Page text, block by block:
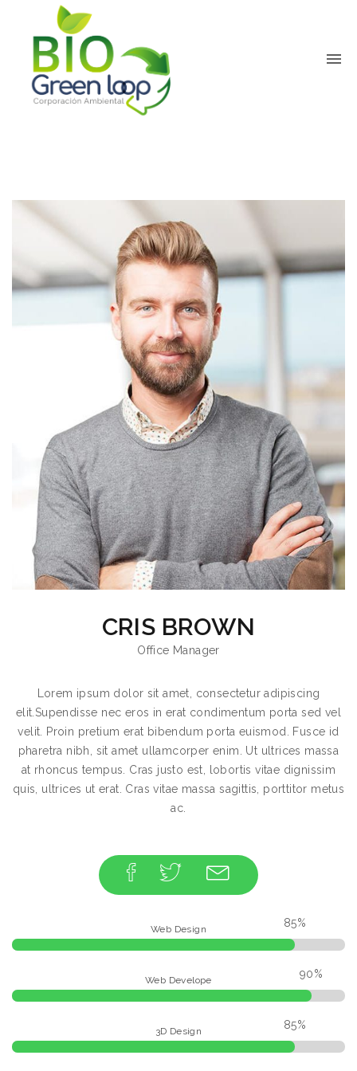
CRIS BROWN
Office Manager
Lorem ipsum dolor sit amet, consectetur adipiscing
elit.Supendisse nec eros in erat condimentum porta sed vel
velit. Proin pretium erat bibendum porta euismod. Fusce id
pharetra nibh, sit amet ullamcorper enim. Ut ultrices massa
at rhoncus tempus. Cras justo est, lobortis vitae dignissim
quis, ultrices ut erat. Cras vitae massa sagittis, porttitor metus
ac.
Web Design 85%
Web Develope 90%
3D Design 85%